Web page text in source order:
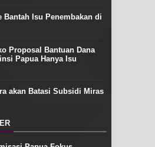
Bantah Isu Penembakan di
Proposal Bantuan Dana
Papua Hanya Isu
akan Batasi Subsidi Miras